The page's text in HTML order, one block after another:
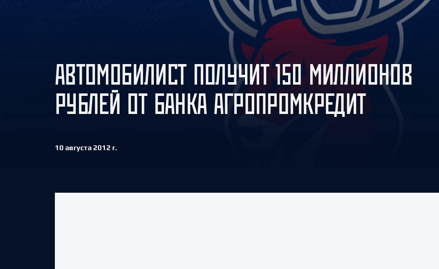
Амур
Барыс
Салават Юлаев
Сибирь
АВТОМОБИЛИСТ ПОЛУЧИТ 150 МИЛЛИОНОВ
РУБЛЕЙ ОТ БАНКА АГРОПРОМКРЕДИТ
10 августа 2012 г.